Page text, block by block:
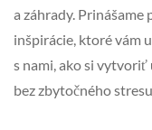
a záhrady.
inšpirácie, ktoré vám
s nami, ako si
bez zbytočného